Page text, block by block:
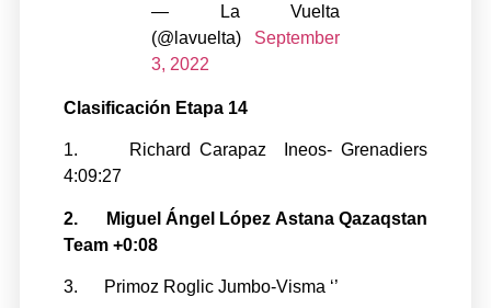
— La Vuelta
(@lavuelta) September
3, 2022
Clasificación Etapa 14
1. Richard Carapaz Ineos- Grenadiers
4:09:27
2. Miguel Ángel López Astana Qazaqstan
Team +0:08
3. Primoz Roglic Jumbo-Visma ‘’